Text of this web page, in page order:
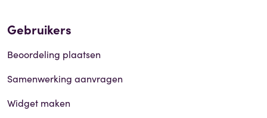
Gebruikers
Beoordeling plaatsen
Samenwerking aanvragen
Widget maken